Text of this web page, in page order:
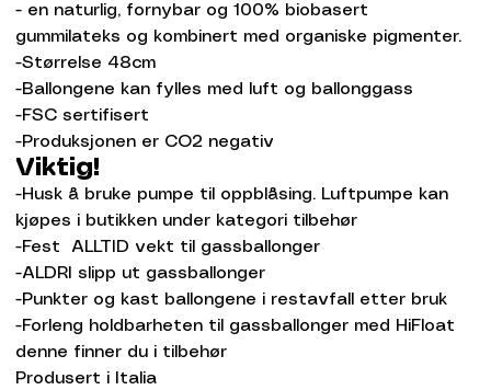
- en naturlig, fornybar og 100% biobasert
gummilateks og kombinert med organiske pigmenter.
-Størrelse 48cm
-Ballongene kan fylles med luft og ballonggass
-FSC sertifisert
-Produksjonen er CO2 negativ
Viktig!
-Husk å bruke pumpe til oppblåsing. Luftpumpe kan
kjøpes i butikken under kategori tilbehør
-Fest ALLTID vekt til gassballonger
-ALDRI slipp ut gassballonger
-Punkter og kast ballongene i restavfall etter bruk
-Forleng holdbarheten til gassballonger med HiFloat
denne finner du i tilbehør
Produsert i Italia